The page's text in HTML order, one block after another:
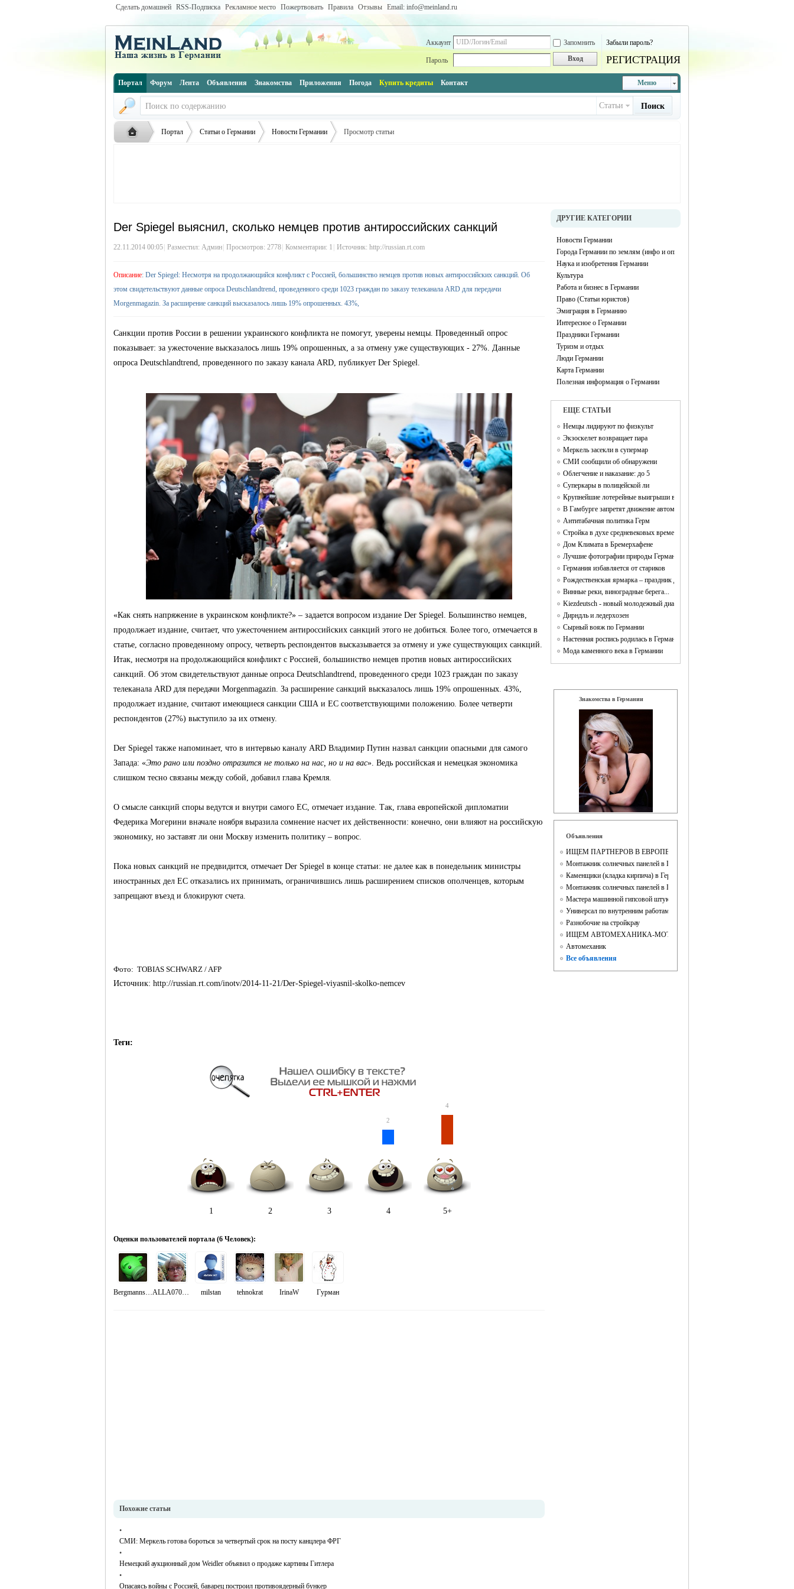
Сделать домашней RSS-Подписка Рекламное место Пожертвовать Правила Отзывы Email: info@meinland.ru
Аккаунт Запомнить Забыли пароль?
Пароль Вход РЕГИСТРАЦИЯ
Меню
Портал Форум Лента Объявления Знакомства Приложения Погода Купить кредиты Контакт
Статьи Поиск
жизнь и
объявления в
Портал Статьи о Германии Новости Германии Просмотр статьи
Der Spiegel выяснил, сколько немцев против антироссийских санкций
22.11.2014 00:05 Разместил: Админ Просмотров: 2778 Комментарии: 1 Источник: http://russian.rt.com
Описание: Der Spiegel: Несмотря на продолжающийся конфликт с Россией, большинство немцев против новых антироссийских санкций. Об
этом свидетельствуют данные опроса Deutschlandtrend, проведенного среди 1023 граждан по заказу телеканала ARD для передачи
Morgenmagazin. За расширение санкций высказалось лишь 19% опрошенных. 43%,
Санкции против России в решении украинского конфликта не помогут, уверены немцы. Проведенный опрос
показывает: за ужесточение высказалось лишь 19% опрошенных, а за отмену уже существующих - 27%. Данные
опроса Deutschlandtrend, проведенного по заказу канала ARD, публикует Der Spiegel.
«Как снять напряжение в украинском конфликте?» – задается вопросом издание Der Spiegel. Большинство немцев,
продолжает издание, считает, что ужесточением антироссийских санкций этого не добиться. Более того, отмечается в
статье, согласно проведенному опросу, четверть респондентов высказывается за отмену и уже существующих санкций.
Итак, несмотря на продолжающийся конфликт с Россией, большинство немцев против новых антироссийских
санкций. Об этом свидетельствуют данные опроса Deutschlandtrend, проведенного среди 1023 граждан по заказу
телеканала ARD для передачи Morgenmagazin. За расширение санкций высказалось лишь 19% опрошенных. 43%,
продолжает издание, считают имеющиеся санкции США и ЕС соответствующими положению. Более четверти
респондентов (27%) выступило за их отмену.
Der Spiegel также напоминает, что в интервью каналу ARD Владимир Путин назвал санкции опасными для самого
Запада: «Это рано или поздно отразится не только на нас, но и на вас». Ведь российская и немецкая экономика
слишком тесно связаны между собой, добавил глава Кремля.
О смысле санкций споры ведутся и внутри самого ЕС, отмечает издание. Так, глава европейской дипломатии
Федерика Могерини вначале ноября выразила сомнение насчет их действенности: конечно, они влияют на российскую
экономику, но заставят ли они Москву изменить политику – вопрос.
Пока новых санкций не предвидится, отмечает Der Spiegel в конце статьи: не далее как в понедельник министры
иностранных дел ЕС отказались их принимать, ограничившись лишь расширением списков ополченцев, которым
запрещают въезд и блокируют счета.
Фото: TOBIAS SCHWARZ / AFP
Источник: http://russian.rt.com/inotv/2014-11-21/Der-Spiegel-viyasnil-skolko-nemcev
Теги:
1 2 3
2
4
4
5+
Оценки пользователей портала (6 Человек):
Bergmannsfeld ALLA070959 milstan tehnokrat IrinaW Гурман
Похожие статьи
•
СМИ: Меркель готова бороться за четвертый срок на посту канцлера ФРГ
•
Немецкий аукционный дом Weidler объявил о продаже картины Гитлера
•
Опасаясь войны с Россией, баварец построил противоядерный бункер
ДРУГИЕ КАТЕГОРИИ
Новости Германии
Города Германии по землям (инфо и описание каждого города)
Наука и изобретения Германии
Культура
Работа и бизнес в Германии
Право (Статьи юристов)
Эмиграция в Германию
Интересное о Германии
Праздники Германии
Туризм и отдых
Люди Германии
Карта Германии
Полезная информация о Германии
EЩЕ СТАТЬИ
Немцы лидируют по физкульт
Экзоскелет возвращает пара
Меркель засекли в супермар
СМИ сообщили об обнаружени
Облегчение и наказание: до 5
Суперкары в полицейской ли
Крупнейшие лотерейные выигрыши в Германии
В Гамбурге запретят движение автомобилей
Антитабачная политика Герм
Стройка в духе средневековых времен Campus Galli
Дом Климата в Бремерхафене
Лучшие фотографии природы Германии
Германия избавляется от стариков
Рождественская ярмарка – праздник для души и тела
Винные реки, виноградные берега...
Kiezdeutsch - новый молодежный диалект
Дирндль и ледерхозен
Сырный вояж по Германии
Настенная роспись родилась в Германии
Мода каменного века в Германии
Знакомства в Германии
Kupidon.de
Объявления
ИЩЕМ ПАРТНЕРОВ В ЕВРОПЕ
Монтажник солнечных панелей в Германии!
Каменщики (кладка кирпича) в Германию (Линген)
Монтажник солнечных панелей в Германии
Мастера машинной гипсовой штукатурки
Универсал по внутренним работам
Разнобочие на стройкрау
ИЩЕМ АВТОМЕХАНИКА-МОТОРИСТА
Автомеханик
Все объявления